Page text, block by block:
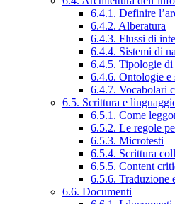
6.4.1. Definire
6.4.2. Alberatura
6.4.3. Flussi di
6.4.4. Sistemi di
6.4.5. Tipologie di
6.4.6. Ontologie e
6.4.7. Vocabolari
6.5. Scrittura e
6.5.1. Come
6.5.2. Le regole
6.5.3. Microtesti
6.5.4. Scrittura
6.5.5. Content
6.5.6. Traduzione
6.6. Documenti